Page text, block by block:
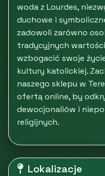
woda z Lourdes,
duchowe i
zadowoli zarówno
tradycyjnych
wzbogacić swoje
kultury katolickiej.
naszego sklepu w
ofertą online, by
dewocjonaliów i
religijnych.
Lokalizacje